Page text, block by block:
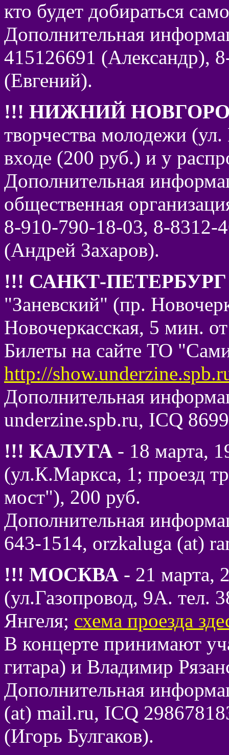
кто будет добираться
Дополнительная
415126691 (Александр),
(Евгений).
!!! НИЖНИЙ
творчества молодежи
входе (200 руб.) и у
Дополнительная
общественная
8-910-790-18-03, 8-8312-
(Андрей Захаров).
!!! САНКТ-ПЕТЕРБУРГ
"Заневский" (пр.
Новочеркасская, 5 мин.
Билеты на сайте ТО
http://
Дополнительная
underzine.spb.ru, ICQ
!!! КАЛУГА - 18 марта,
(ул.К.Маркса, 1; проезд
мост"), 200 руб.
Дополнительная
643-1514, orzkaluga (at)
!!! МОСКВА - 21 марта,
(ул.Газопровод, 9А. тел.
Янгеля; схема проезда
В концерте принимают
гитара) и Владимир
Дополнительная
(at) mail.ru, ICQ
(Игорь Булгаков).